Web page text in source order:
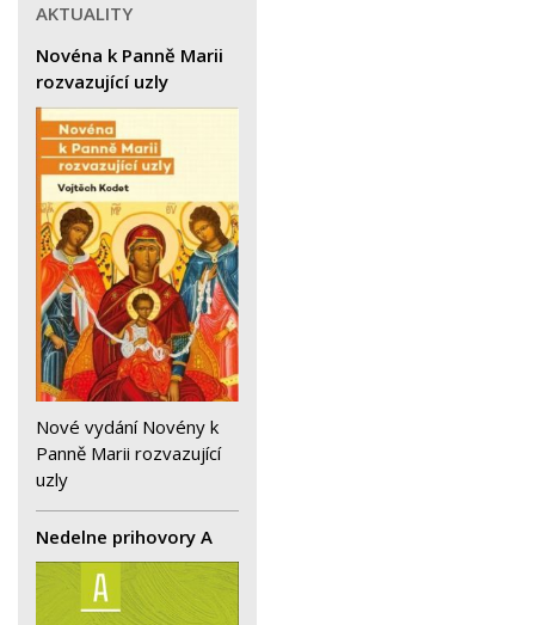
AKTUALITY
Novéna k Panně Marii
rozvazující uzly
Nové vydání Novény k
Panně Marii rozvazující
uzly
Nedelne prihovory A